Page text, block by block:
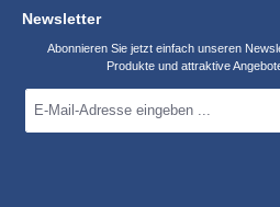
Newsletter
Abonnieren Sie jetzt einfach unseren
Produkte und attraktive
Mail-